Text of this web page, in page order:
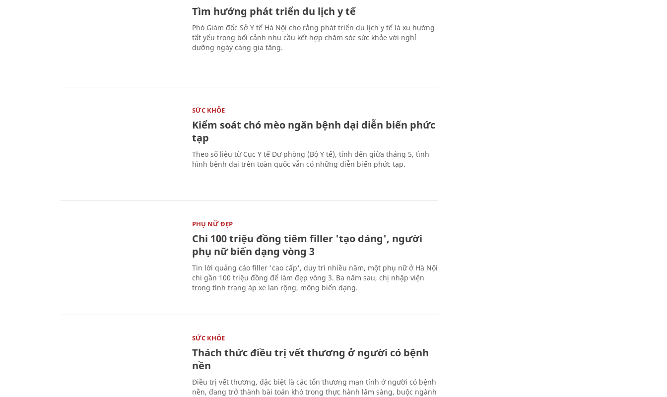
Tìm hướng phát triển du lịch y tế
Phó Giám đốc Sở Y tế Hà Nội cho rằng phát triển du lịch y tế là xu hướng
tất yếu trong bối cảnh nhu cầu kết hợp chăm sóc sức khỏe với nghỉ
dưỡng ngày càng gia tăng.
SỨC KHỎE
Kiểm soát chó mèo ngăn bệnh dại diễn biến phức
tạp
Theo số liệu từ Cục Y tế Dự phòng (Bộ Y tế), tính đến giữa tháng 5, tình
hình bệnh dại trên toàn quốc vẫn có những diễn biến phức tạp.
PHỤ NỮ ĐẸP
Chi 100 triệu đồng tiêm filler 'tạo dáng', người
phụ nữ biến dạng vòng 3
Tin lời quảng cáo filler 'cao cấp', duy trì nhiều năm, một phụ nữ ở Hà Nội
chi gần 100 triệu đồng để làm đẹp vòng 3. Ba năm sau, chị nhập viện
trong tình trạng áp xe lan rộng, mông biến dạng.
SỨC KHỎE
Thách thức điều trị vết thương ở người có bệnh
nền
Điều trị vết thương, đặc biệt là các tổn thương mạn tính ở người có bệnh
nền, đang trở thành bài toán khó trong thực hành lâm sàng, buộc ngành